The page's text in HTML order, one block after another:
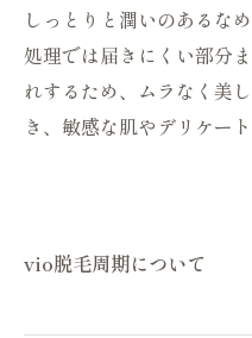
しっとりと潤いのあるな
処理では届きにくい部分
れするため、ムラなく美
き、敏感な肌やデリケー
vio脱毛周期について